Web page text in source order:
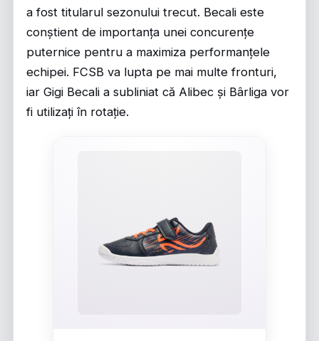
a fost titularul sezonului trecut. Becali este
conștient de importanța unei concurențe
puternice pentru a maximiza performanțele
echipei. FCSB va lupta pe mai multe fronturi,
iar Gigi Becali a subliniat că Alibec și Bârliga vor
fi utilizați în rotație.